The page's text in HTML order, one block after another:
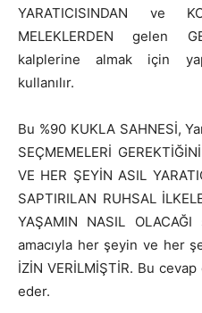
YARATICISINDAN ve
MELEKLERDEN gelen
kalplerine almak için
kullanılır.
Bu %90 KUKLA SAHNESİ,
SEÇMEMELERİ
VE HER ŞEYİN ASIL
SAPTIRILAN RUHSAL
YAŞAMIN NASIL
amacıyla her şeyin ve her
İZİN VERİLMİŞTİR. Bu
eder.